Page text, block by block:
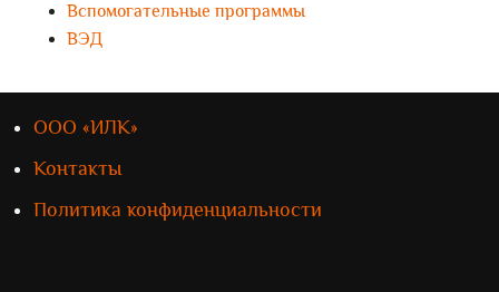
Вспомогательные программы
ВЭД
ООО «ИЛК»
Контакты
Политика конфиденциальности